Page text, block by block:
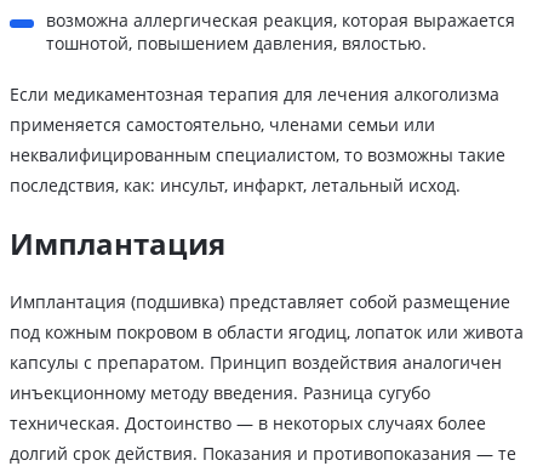
возможна аллергическая реакция, которая выражается
тошнотой, повышением давления, вялостью.
Если медикаментозная терапия для лечения алкоголизма
применяется самостоятельно, членами семьи или
неквалифицированным специалистом, то возможны такие
последствия, как: инсульт, инфаркт, летальный исход.
Имплантация
Имплантация (подшивка) представляет собой размещение
под кожным покровом в области ягодиц, лопаток или живота
капсулы с препаратом. Принцип воздействия аналогичен
инъекционному методу введения. Разница сугубо
техническая. Достоинство — в некоторых случаях более
долгий срок действия. Показания и противопоказания — те